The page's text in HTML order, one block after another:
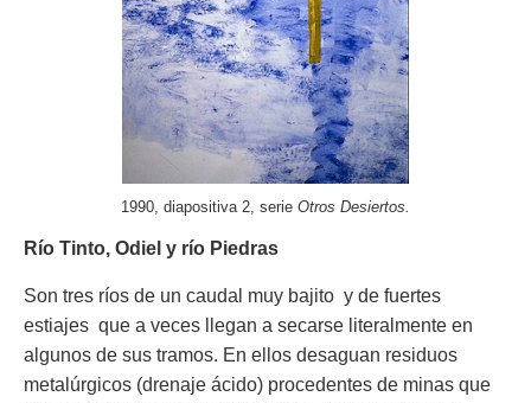
1990, diapositiva 2, serie Otros Desiertos.
Río Tinto, Odiel y río Piedras
Son tres ríos de un caudal muy bajito y de fuertes
estiajes que a veces llegan a secarse literalmente en
algunos de sus tramos. En ellos desaguan residuos
metalúrgicos (drenaje ácido) procedentes de minas que